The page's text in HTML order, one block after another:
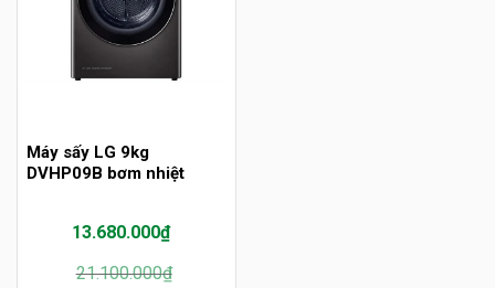
Máy sấy LG 9kg
DVHP09B bơm nhiệt
21.100.000₫
Giá
gốc
13.680.000₫
Giá
hiện